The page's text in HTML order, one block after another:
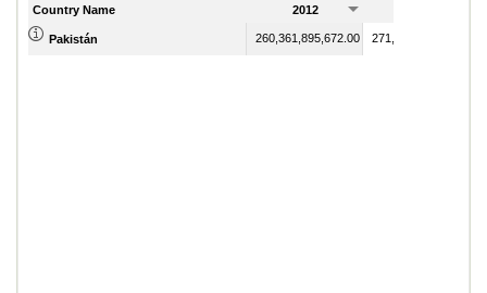
Country Name 2012
Pakistán 260,361,895,672.00 271,138,139,845.00